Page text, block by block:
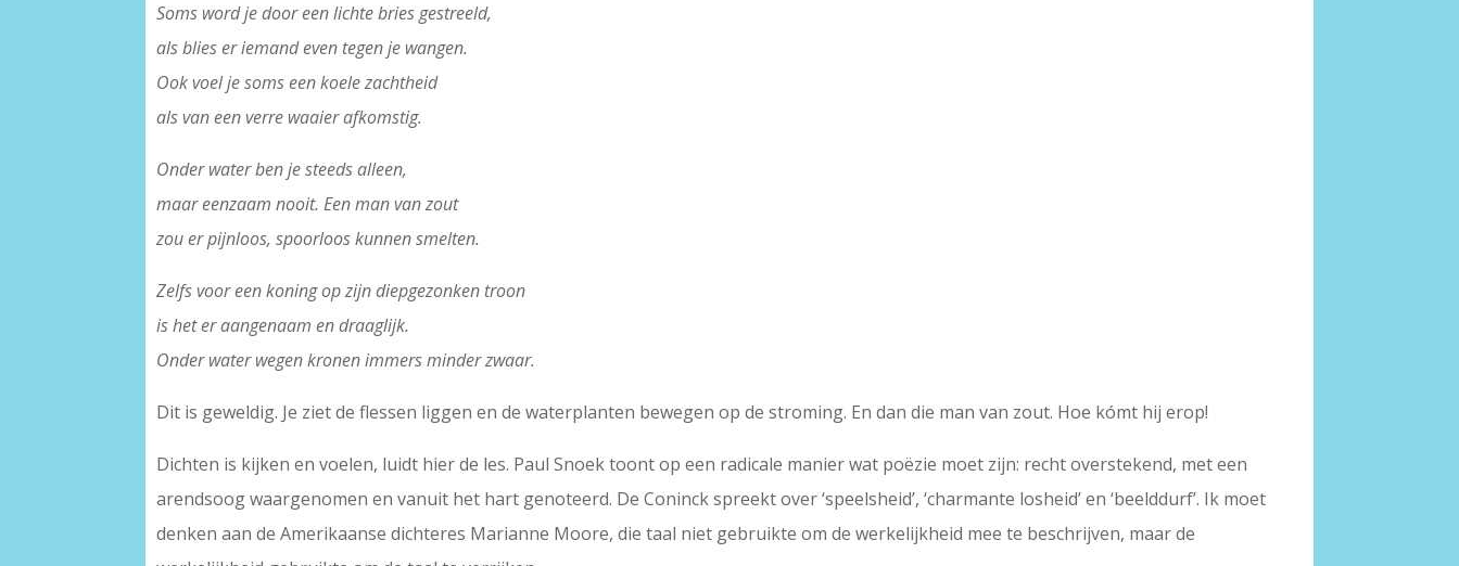
Soms word je door een lichte bries gestreeld,
als blies er iemand even tegen je wangen.
Ook voel je soms een koele zachtheid
als van een verre waaier afkomstig.
Onder water ben je steeds alleen,
maar eenzaam nooit. Een man van zout
zou er pijnloos, spoorloos kunnen smelten.
Zelfs voor een koning op zijn diepgezonken troon
is het er aangenaam en draaglijk.
Onder water wegen kronen immers minder zwaar.
Dit is geweldig. Je ziet de flessen liggen en de waterplanten bewegen op de stroming. En dan die man van zout. Hoe kómt hij erop!
Dichten is kijken en voelen, luidt hier de les. Paul Snoek toont op een radicale manier wat poëzie moet zijn: recht overstekend, met een
arendsoog waargenomen en vanuit het hart genoteerd. De Coninck spreekt over ‘speelsheid’, ‘charmante losheid’ en ‘beelddurf’. Ik moet
denken aan de Amerikaanse dichteres Marianne Moore, die taal niet gebruikte om de werkelijkheid mee te beschrijven, maar de